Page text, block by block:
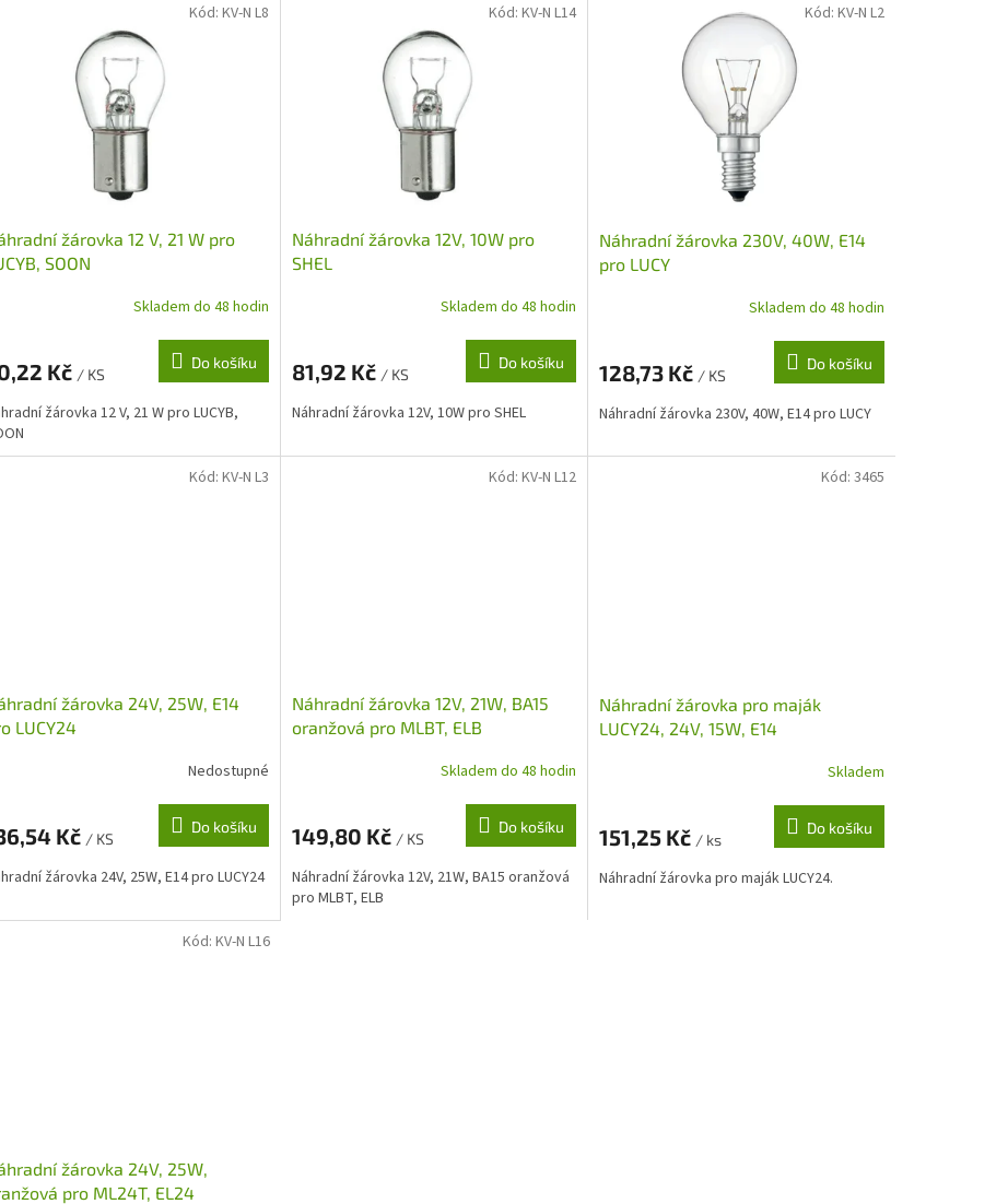
žárovka 12 V, 21 W pro
SOON
Skladem do 48 hodin
Kč / KS
Do košíku
žárovka 12 V, 21 W pro LUCYB,
Kód: KV-N L8
Náhradní žárovka 12V, 10W pro
SHEL
Skladem do 48 hodin
81,92 Kč / KS
Do košíku
Náhradní žárovka 12V, 10W pro SHEL
Kód: KV-N L14
Náhradní žárovka 230V, 40W, E14
pro LUCY
Skladem do 48 hodin
128,73 Kč / KS
Do košíku
Náhradní žárovka 230V, 40W, E14 pro LUCY
Kód: KV-N L2
žárovka 24V, 25W, E14
LUCY24
Nedostupné
Kč / KS
Do košíku
žárovka 24V, 25W, E14 pro LUCY24
Kód: KV-N L3
Náhradní žárovka 12V, 21W, BA15
oranžová pro MLBT, ELB
Skladem do 48 hodin
149,80 Kč / KS
Do košíku
Náhradní žárovka 12V, 21W, BA15 oranžová
pro MLBT, ELB
Kód: KV-N L12
Náhradní žárovka pro maják
LUCY24, 24V, 15W, E14
Skladem
151,25 Kč / ks
Do košíku
Náhradní žárovka pro maják LUCY24.
Kód: 3465
žárovka 24V, 25W,
pro ML24T, EL24
Kód: KV-N L16